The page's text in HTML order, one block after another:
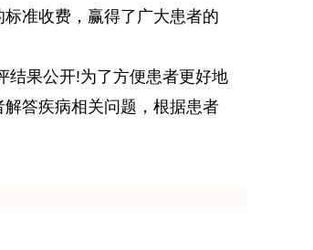
准收费，赢得了广大患者的
果公开!为了方便患者更好地
答疾病相关问题，根据患者